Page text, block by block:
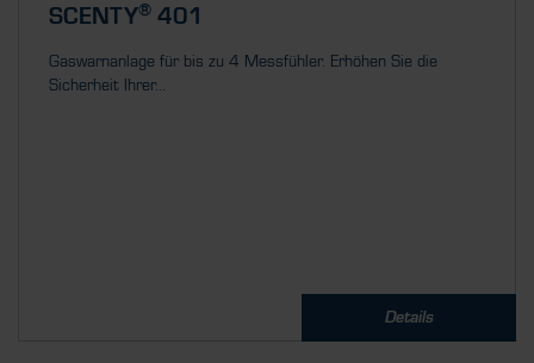
SCENTY® 401
Gaswarnanlage für bis zu 4 Messfühler. Erhöhen Sie die
Sicherheit Ihrer...
Details